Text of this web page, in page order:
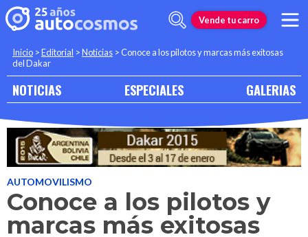
Vende tu carro
Inicio >Editorial >Noticias >Conoce a los pilotos y marcas más exitosas
del Dakar
NOTICIAS ESPECIALES GALERIAS
AUTOMOVILISMO
Conoce a los pilotos y
marcas más exitosas